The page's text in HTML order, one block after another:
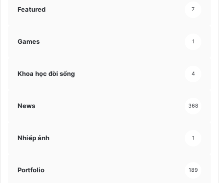
Featured 7
Games 1
Khoa học đời sống 4
News 368
Nhiếp ảnh 1
Portfolio 189